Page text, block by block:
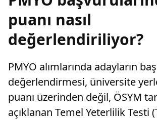
puanı nasıl
değerlendiriliyor?
PMYO alımlarında adayların
değerlendirmesi, üniversite
puanı üzerinden değil, ÖSYM
açıklanan Temel Yeterlilik Testi